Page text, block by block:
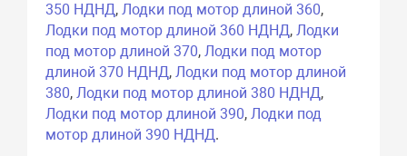
350 НДНД,Лодки под мотор длиной 360,
Лодки под мотор длиной 360 НДНД,Лодки
под мотор длиной 370,Лодки под мотор
длиной 370 НДНД,Лодки под мотор длиной
380,Лодки под мотор длиной 380 НДНД,
Лодки под мотор длиной 390,Лодки под
мотор длиной 390 НДНД.